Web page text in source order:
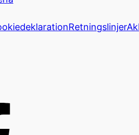
Retningslinjer